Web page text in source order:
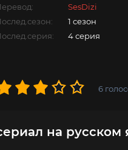
SesDizi
1 сезон
4 серия
6
на русском